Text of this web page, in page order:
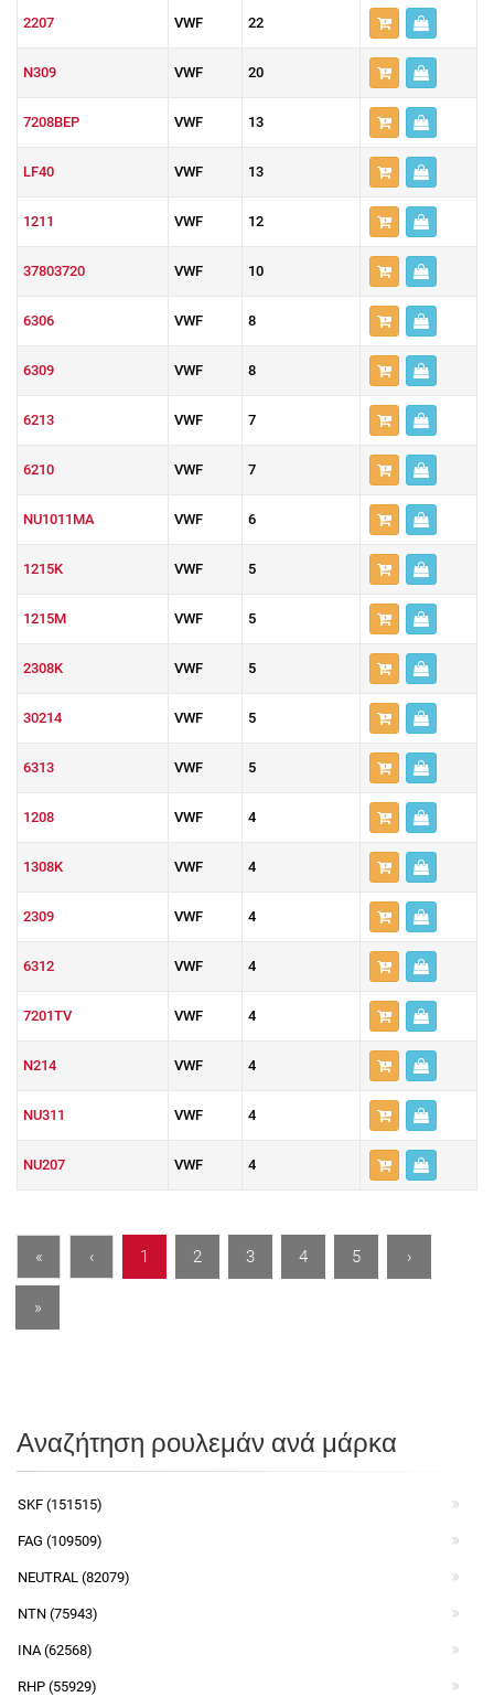
2207 VWF 22
N309 VWF 20
7208BEP VWF 13
LF40 VWF 13
1211 VWF 12
37803720 VWF 10
6306 VWF 8
6309 VWF 8
6213 VWF 7
6210 VWF 7
NU1011MA VWF 6
1215K VWF 5
1215M VWF 5
2308K VWF 5
30214 VWF 5
6313 VWF 5
1208 VWF 4
1308K VWF 4
2309 VWF 4
6312 VWF 4
7201TV VWF 4
N214 VWF 4
NU311 VWF 4
NU207 VWF 4
« ‹ 1 2 3 4 5 ›
»
Αναζήτηση ρουλεμάν ανά μάρκα
SKF (151515)
FAG (109509)
NEUTRAL (82079)
NTN (75943)
INA (62568)
RHP (55929)